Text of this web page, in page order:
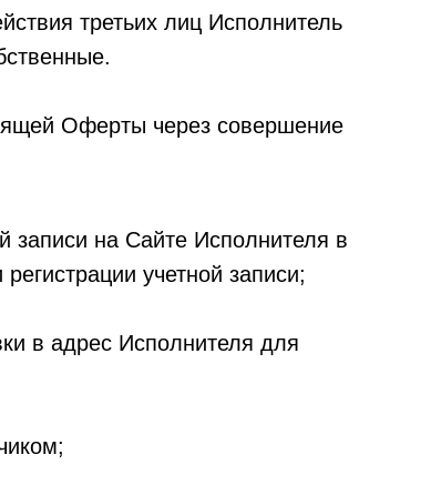
третьих лиц Исполнитель
Оферты через совершение
записи на Сайте Исполнителя в
учетной записи;
в адрес Исполнителя для